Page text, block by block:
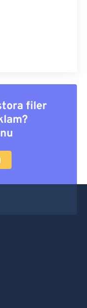
filer